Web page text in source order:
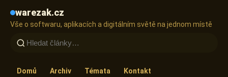
warezak.cz
Vše o softwaru, aplikacích a digitálním světě na jednom místě
Domů Archiv Témata
Kontakt